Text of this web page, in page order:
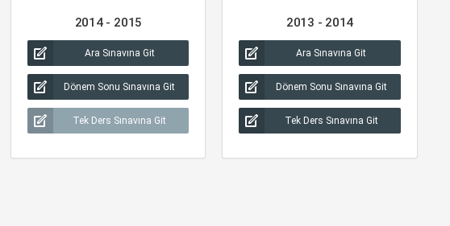
2014 - 2015
Ara Sınavına Git
Dönem Sonu Sınavına Git
Tek Ders Sınavına Git
2013 - 2014
Ara Sınavına Git
Dönem Sonu Sınavına Git
Tek Ders Sınavına Git